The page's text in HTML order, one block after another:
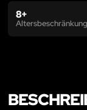
8+
Altersbeschränkung